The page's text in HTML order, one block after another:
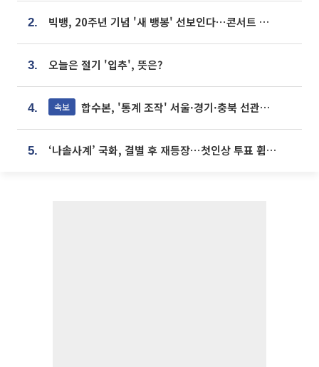
2. 빅뱅, 20주년 기념 '새 뱅봉' 선보인다⋯콘서트 앞두고 팝업 개최
3. 오늘은 절기 '입추', 뜻은?
4. 속보 합수본, '통계 조작' 서울·경기·충북 선관위 등 추가 압수수색
5. ‘나솔사계’ 국화, 결별 후 재등장⋯첫인상 투표 휩쓸고 ‘인기녀’ 등극